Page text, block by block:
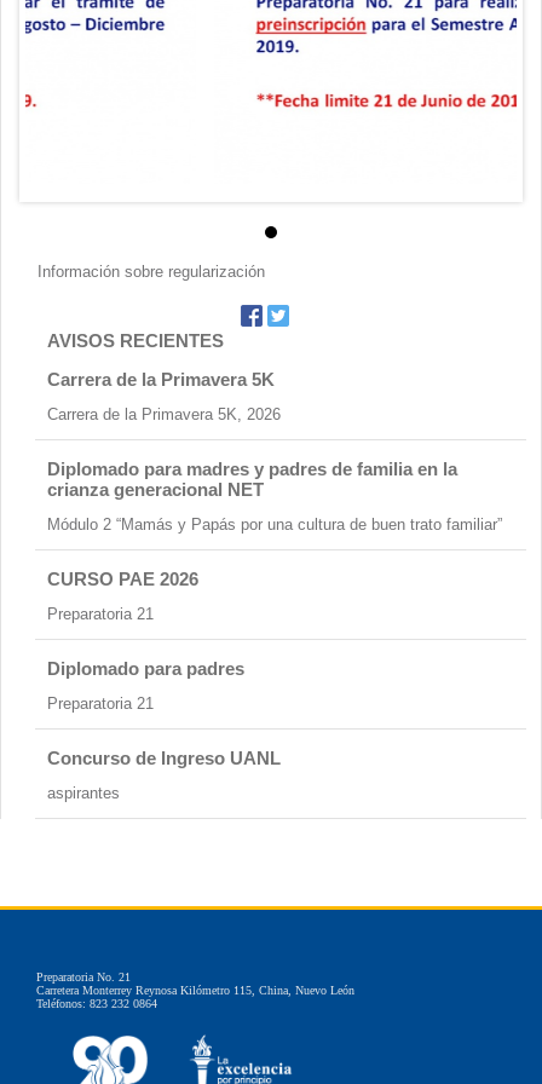
Contacto
Información sobre regularización
AVISOS RECIENTES
Carrera de la Primavera 5K
Carrera de la Primavera 5K, 2026
Diplomado para madres y padres de familia en la
crianza generacional NET
Módulo 2 “Mamás y Papás por una cultura de buen trato familiar”
CURSO PAE 2026
Preparatoria 21
Diplomado para padres
Preparatoria 21
Concurso de Ingreso UANL
aspirantes
Preparatoria No. 21
Carretera Monterrey Reynosa Kilómetro 115, China, Nuevo León
Teléfonos: 823 232 0864